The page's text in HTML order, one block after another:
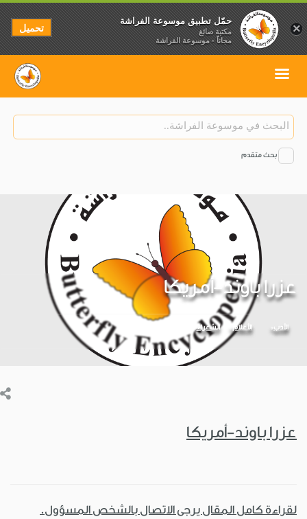
بحث متقدم
عزرا باوند-أمريكا
الأدب الأعلام الشعراء
عزرا باوند-أمريكا
لقراءة كامل المقال يرجى الاتصال بالشخص المسؤول.
×
حمّل تطبيق موسوعة الفراشة
مكتبة صائغ
مجاناً - موسوعة الفراشة
تحميل